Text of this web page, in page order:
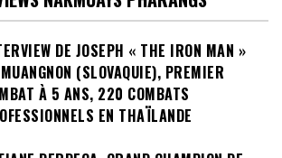
NAKMUAYS PHARANGS
DE JOSEPH « THE IRON MAN »
(SLOVAQUIE), PREMIER
À 5 ANS, 220 COMBATS